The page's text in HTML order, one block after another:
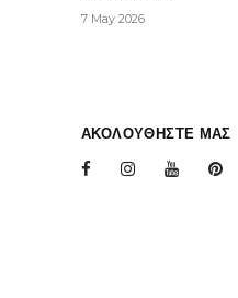
7 May 2026
ΑΚΟΛΟΥΘΗΣΤΕ ΜΑΣ